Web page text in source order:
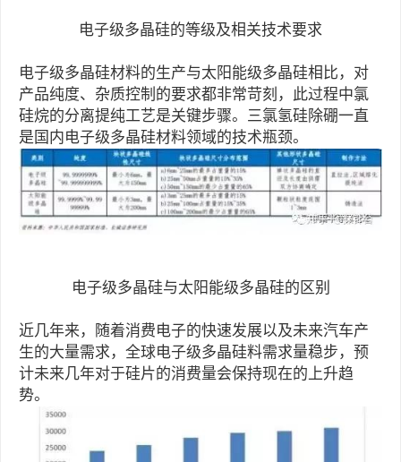
电子级多晶硅的等级及相关技术要求
电子级多晶硅材料的生产与太阳能级多晶硅相比，对
产品纯度、杂质控制的要求都非常苛刻，此过程中氯
硅烷的分离提纯工艺是关键步骤。三氯氢硅除硼一直
是国内电子级多晶硅材料领域的技术瓶颈。
电子级多晶硅与太阳能级多晶硅的区别
近几年来，随着消费电子的快速发展以及未来汽车产
生的大量需求，全球电子级多晶硅料需求量稳步，预
计未来几年对于硅片的消费量会保持现在的上升趋
势。